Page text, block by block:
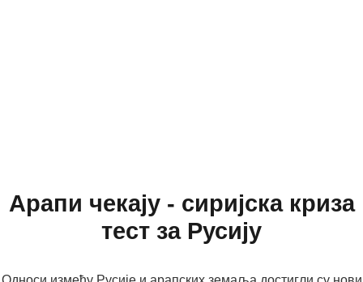
Арапи чекају - сиријска криза
тест за Русију